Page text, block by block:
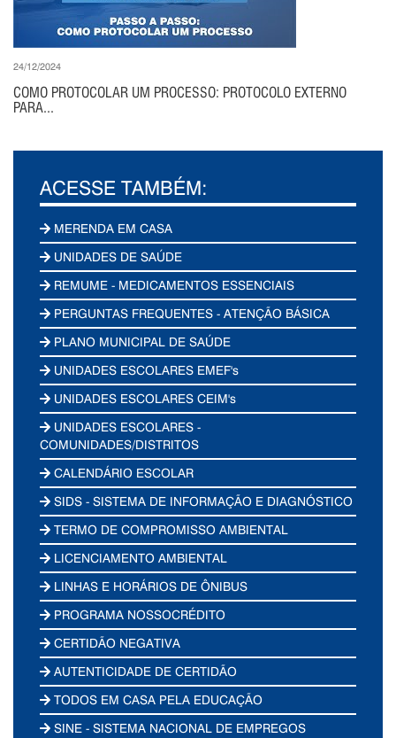
24/12/2024
COMO PROTOCOLAR UM PROCESSO: PROTOCOLO EXTERNO
PARA...
ACESSE TAMBÉM:
MERENDA EM CASA
UNIDADES DE SAÚDE
REMUME - MEDICAMENTOS ESSENCIAIS
PERGUNTAS FREQUENTES - ATENÇÃO BÁSICA
PLANO MUNICIPAL DE SAÚDE
UNIDADES ESCOLARES EMEF's
UNIDADES ESCOLARES CEIM's
UNIDADES ESCOLARES -
COMUNIDADES/DISTRITOS
CALENDÁRIO ESCOLAR
SIDS - SISTEMA DE INFORMAÇÃO E DIAGNÓSTICO
TERMO DE COMPROMISSO AMBIENTAL
LICENCIAMENTO AMBIENTAL
LINHAS E HORÁRIOS DE ÔNIBUS
PROGRAMA NOSSOCRÉDITO
CERTIDÃO NEGATIVA
AUTENTICIDADE DE CERTIDÃO
TODOS EM CASA PELA EDUCAÇÃO
SINE - SISTEMA NACIONAL DE EMPREGOS